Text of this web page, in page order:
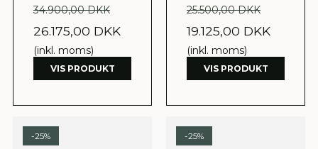
34.900,00 DKK
26.175,00 DKK
(inkl. moms)
VIS PRODUKT
25.500,00 DKK
19.125,00 DKK
(inkl. moms)
VIS PRODUKT
-25% -25%